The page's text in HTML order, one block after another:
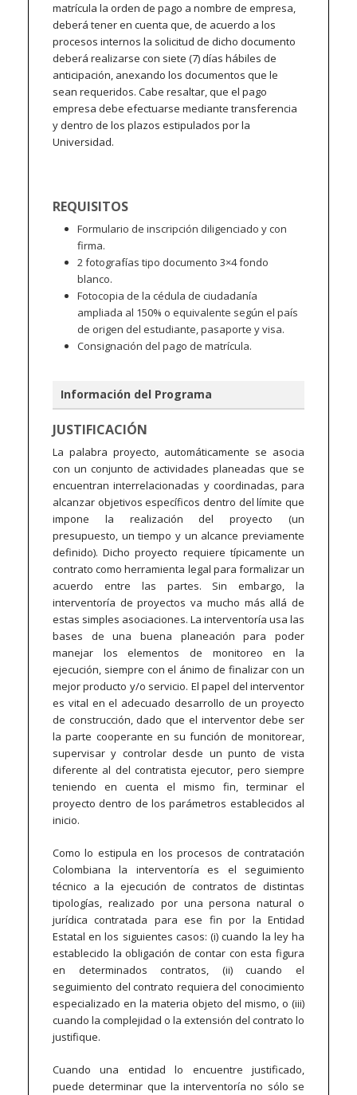
matrícula la orden de pago a nombre de empresa,
deberá tener en cuenta que, de acuerdo a los
procesos internos la solicitud de dicho documento
deberá realizarse con siete (7) días hábiles de
anticipación, anexando los documentos que le
sean requeridos. Cabe resaltar, que el pago
empresa debe efectuarse mediante transferencia
y dentro de los plazos estipulados por la
Universidad.
REQUISITOS
Formulario de inscripción diligenciado y con
firma.
2 fotografías tipo documento 3×4 fondo
blanco.
Fotocopia de la cédula de ciudadanía
ampliada al 150% o equivalente según el país
de origen del estudiante, pasaporte y visa.
Consignación del pago de matrícula.
Información del Programa
JUSTIFICACIÓN
La palabra proyecto, automáticamente se asocia
con un conjunto de actividades planeadas que se
encuentran interrelacionadas y coordinadas, para
alcanzar objetivos específicos dentro del límite que
impone la realización del proyecto (un
presupuesto, un tiempo y un alcance previamente
definido). Dicho proyecto requiere típicamente un
contrato como herramienta legal para formalizar un
acuerdo entre las partes. Sin embargo, la
interventoría de proyectos va mucho más allá de
estas simples asociaciones. La interventoría usa las
bases de una buena planeación para poder
manejar los elementos de monitoreo en la
ejecución, siempre con el ánimo de finalizar con un
mejor producto y/o servicio. El papel del interventor
es vital en el adecuado desarrollo de un proyecto
de construcción, dado que el interventor debe ser
la parte cooperante en su función de monitorear,
supervisar y controlar desde un punto de vista
diferente al del contratista ejecutor, pero siempre
teniendo en cuenta el mismo fin, terminar el
proyecto dentro de los parámetros establecidos al
inicio.
Como lo estipula en los procesos de contratación
Colombiana la interventoría es el seguimiento
técnico a la ejecución de contratos de distintas
tipologías, realizado por una persona natural o
jurídica contratada para ese fin por la Entidad
Estatal en los siguientes casos: (i) cuando la ley ha
establecido la obligación de contar con esta figura
en determinados contratos, (ii) cuando el
seguimiento del contrato requiera del conocimiento
especializado en la materia objeto del mismo, o (iii)
cuando la complejidad o la extensión del contrato lo
justifique.
Cuando una entidad lo encuentre justificado,
puede determinar que la interventoría no sólo se